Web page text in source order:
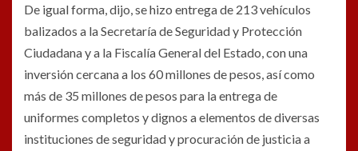
De igual forma, dijo, se hizo entrega de 213 vehículos
balizados a la Secretaría de Seguridad y Protección
Ciudadana y a la Fiscalía General del Estado, con una
inversión cercana a los 60 millones de pesos, así como
más de 35 millones de pesos para la entrega de
uniformes completos y dignos a elementos de diversas
instituciones de seguridad y procuración de justicia a